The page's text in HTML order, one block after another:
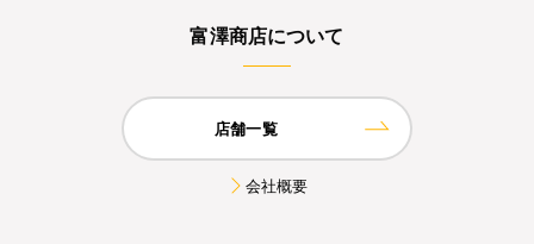
富澤商店について
店舗一覧
会社概要